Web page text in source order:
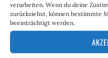
verarbeiten. Wenn du deine
zurückziehst, können bestimmte
beeinträchtigt werden.